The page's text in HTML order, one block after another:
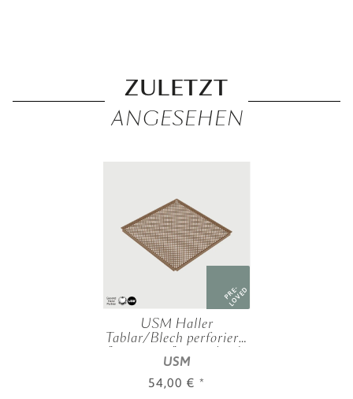
ZULETZT
ANGESEHEN
PRE-
LOVED
USM Haller
Tablar/Blech perforiert,
"35x35 cm", verschied.
Farben
USM
54,00 € *